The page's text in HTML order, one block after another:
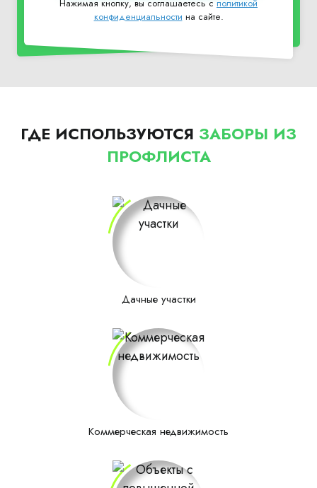
Нажимая кнопку, вы соглашаетесь сполитикой
конфиденциальности на сайте.
ГДЕ ИСПОЛЬЗУЮТСЯ ЗАБОРЫ ИЗ
ПРОФЛИСТА
Дачные участки
Коммерческая недвижимость